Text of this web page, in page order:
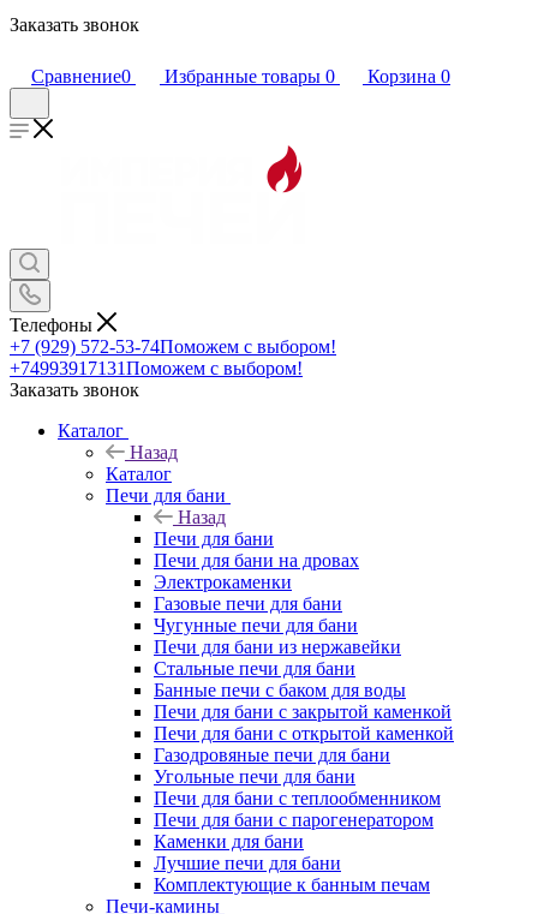
Заказать звонок
Сравнение0 Избранные товары 0 Корзина 0
Телефоны
+7 (929) 572-53-74Поможем с выбором!
+74993917131Поможем с выбором!
Заказать звонок
Каталог
Назад
Каталог
Печи для бани
Назад
Печи для бани
Печи для бани на дровах
Электрокаменки
Газовые печи для бани
Чугунные печи для бани
Печи для бани из нержавейки
Стальные печи для бани
Банные печи с баком для воды
Печи для бани с закрытой каменкой
Печи для бани с открытой каменкой
Газодровяные печи для бани
Угольные печи для бани
Печи для бани с теплообменником
Печи для бани с парогенератором
Каменки для бани
Лучшие печи для бани
Комплектующие к банным печам
Печи-камины